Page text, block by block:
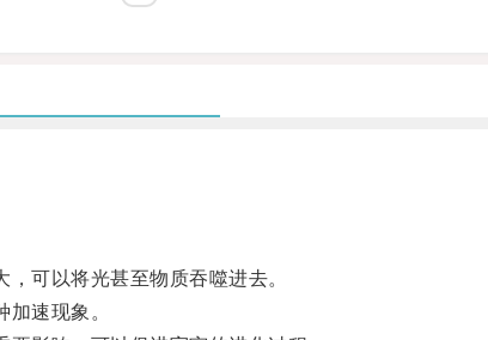
可以将光甚至物质吞噬进去。
速现象。